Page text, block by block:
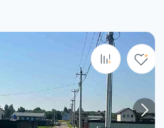
Посмотреть все фото